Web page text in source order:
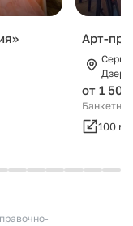
Арт-
от 1
100 м²